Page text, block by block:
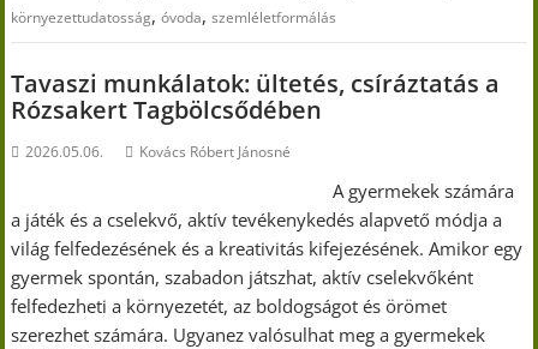
környezettudatosság,óvoda,szemléletformálás
Tavaszi munkálatok: ültetés, csíráztatás a
Rózsakert Tagbölcsődében
2026.05.06. Kovács Róbert Jánosné
A gyermekek számára
a játék és a cselekvő, aktív tevékenykedés alapvető módja a
világ felfedezésének és a kreativitás kifejezésének. Amikor egy
gyermek spontán, szabadon játszhat, aktív cselekvőként
felfedezheti a környezetét, az boldogságot és örömet
szerezhet számára. Ugyanez valósulhat meg a gyermekek